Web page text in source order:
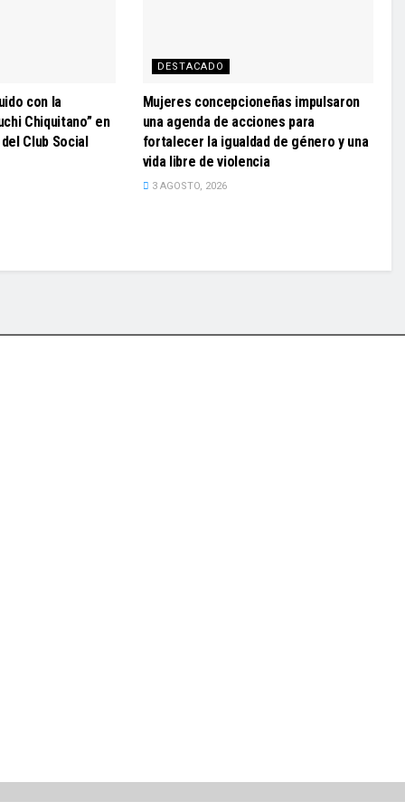
con la
Chiquitano” en
Club Social
DESTACADO
Mujeres concepcioneñas impulsaron
una agenda de acciones para
fortalecer la igualdad de género y una
vida libre de violencia
3 AGOSTO, 2026